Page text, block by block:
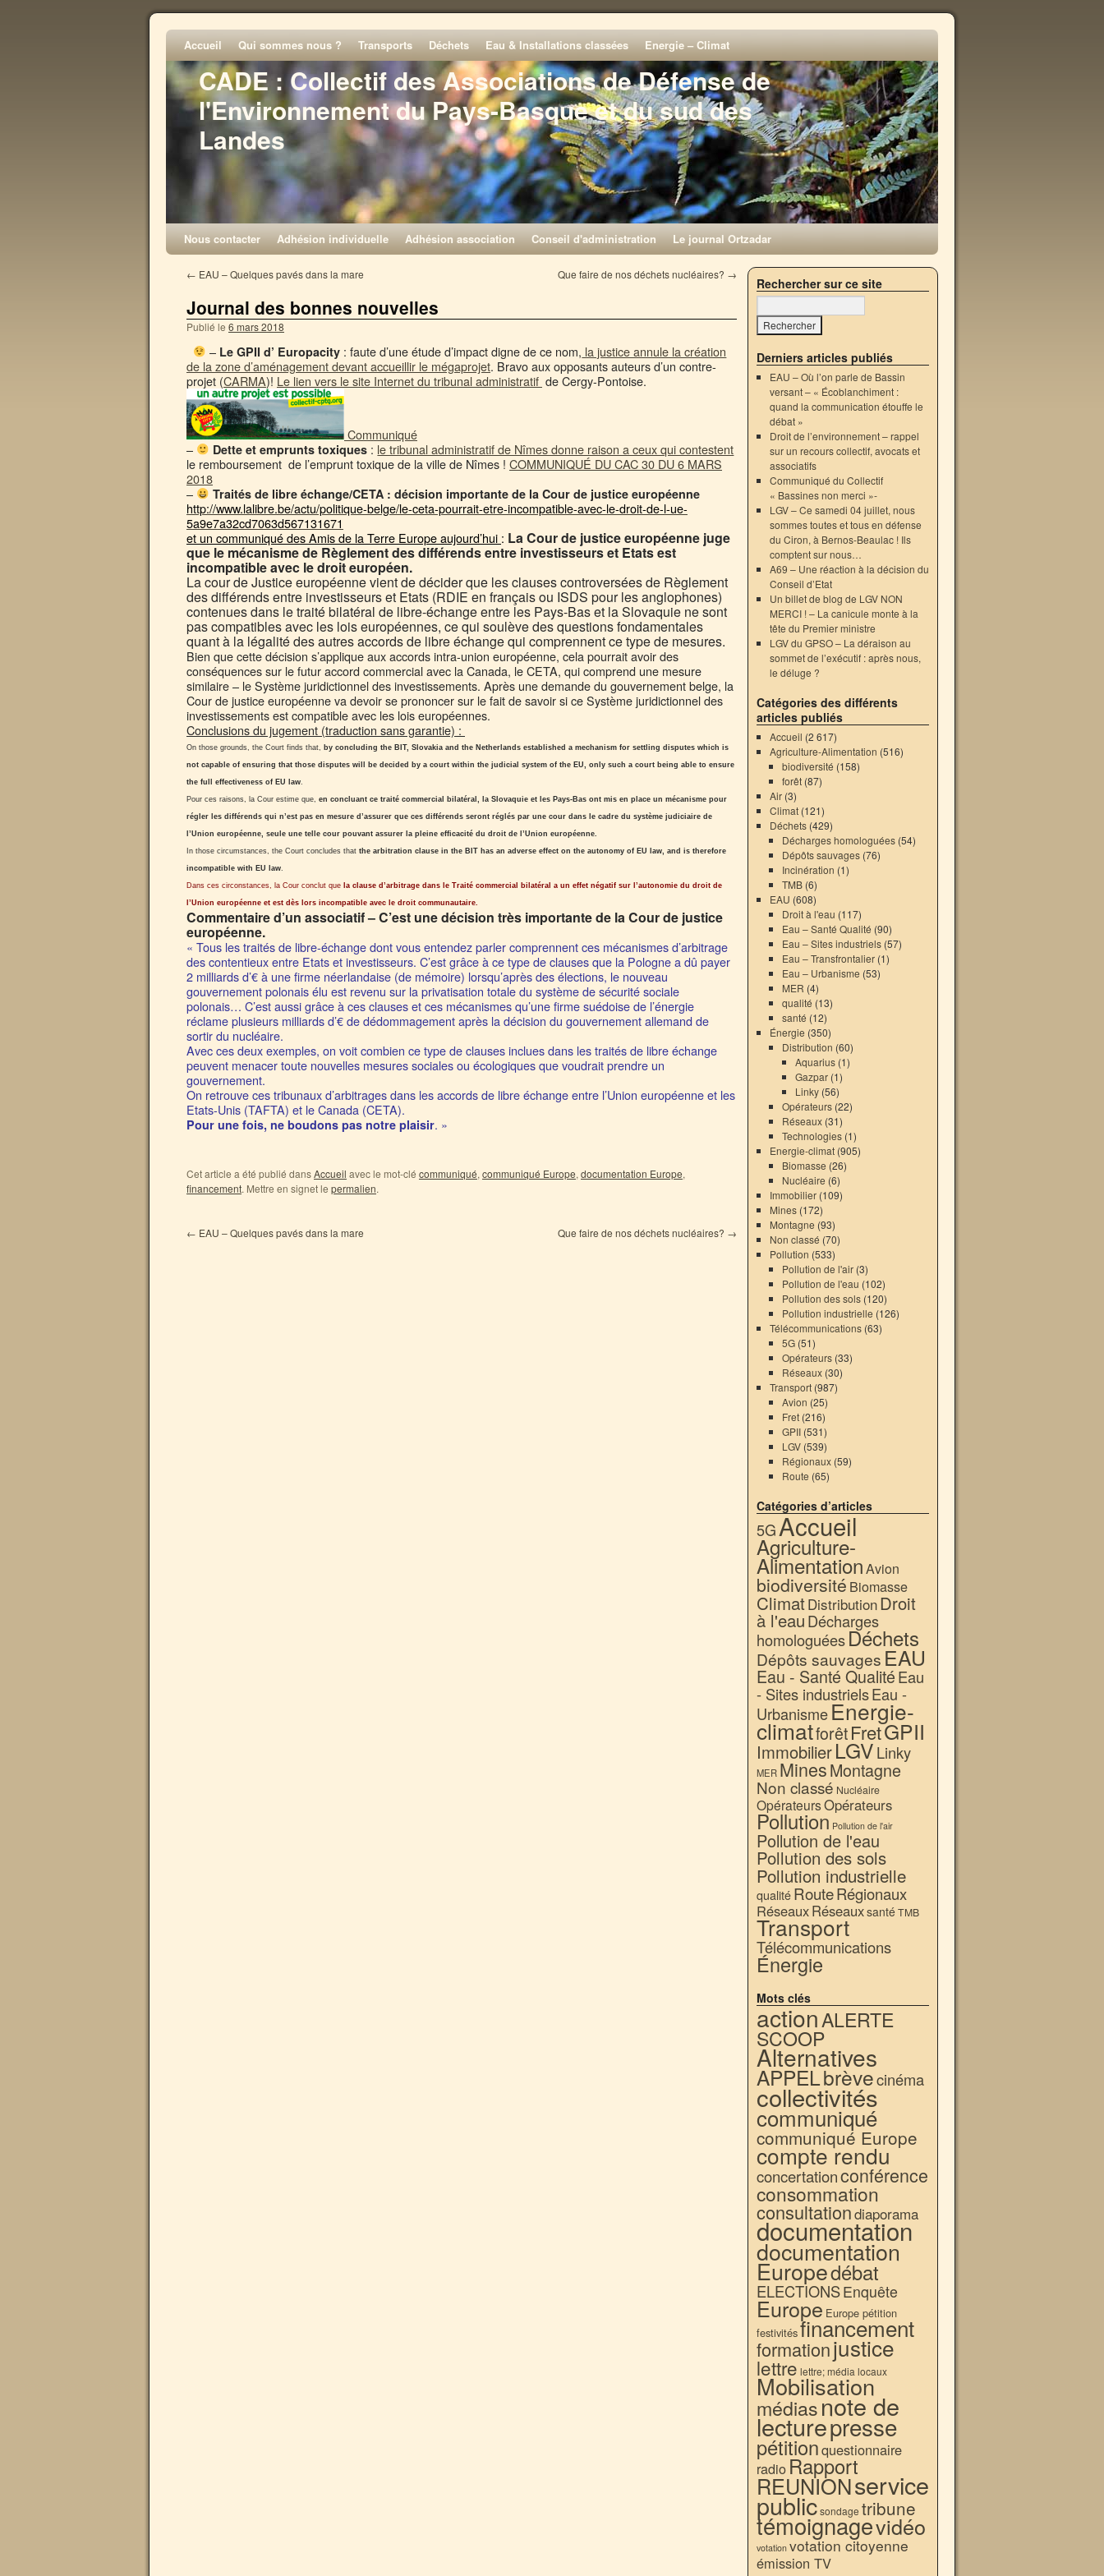
CADE : Collectif des Associations de Défense de
l'Environnement du Pays-Basque et du sud des
Landes
Accueil Qui sommes nous ? Transports Déchets Eau & Installations classées Energie – Climat
Nous contacter Adhésion individuelle Adhésion association Conseil d'administration Le journal Ortzadar
← EAU – Quelques pavés dans la mare Que faire de nos déchets nucléaires? →
Journal des bonnes nouvelles
Publié le 6 mars 2018
– Le GPII d’ Europacity : faute d’une étude d’impact digne de ce nom, la justice annule la création
de la zone d’aménagement devant accueillir le mégaprojet. Bravo aux opposants auteurs d’un contre-
projet (CARMA)! Le lien vers le site Internet du tribunal administratif de Cergy-Pontoise.
Communiqué
–
Dette et emprunts toxiques : le tribunal administratif de Nîmes donne raison a ceux qui contestent
le remboursement de l’emprunt toxique de la ville de Nîmes ! COMMUNIQUÉ DU CAC 30 DU 6 MARS
2018
–
Traités de libre échange/CETA : décision importante de la Cour de justice européenne
http://www.lalibre.be/actu/politique-belge/le-ceta-pourrait-etre-incompatible-avec-le-droit-de-l-ue-
5a9e7a32cd7063d567131671
et un communiqué des Amis de la Terre Europe aujourd’hui : La Cour de justice européenne juge
que le mécanisme de Règlement des différends entre investisseurs et Etats est
incompatible avec le droit européen.
La cour de Justice européenne vient de décider que les clauses controversées de Règlement
des différends entre investisseurs et Etats (RDIE en français ou ISDS pour les anglophones)
contenues dans le traité bilatéral de libre-échange entre les Pays-Bas et la Slovaquie ne sont
pas compatibles avec les lois européennes, ce qui soulève des questions fondamentales
quant à la légalité des autres accords de libre échange qui comprennent ce type de mesures.
Bien que cette décision s’applique aux accords intra-union européenne, cela pourrait avoir des
conséquences sur le futur accord commercial avec la Canada, le CETA, qui comprend une mesure
similaire – le Système juridictionnel des investissements. Après une demande du gouvernement belge, la
Cour de justice européenne va devoir se prononcer sur le fait de savoir si ce Système juridictionnel des
investissements est compatible avec les lois européennes.
Conclusions du jugement (traduction sans garantie) :
On those grounds, the Court finds that, by concluding the BIT, Slovakia and the Netherlands established a mechanism for settling disputes which is
not capable of ensuring that those disputes will be decided by a court within the judicial system of the EU, only such a court being able to ensure
the full effectiveness of EU law.
Pour ces raisons, la Cour estime que, en concluant ce traité commercial bilatéral, la Slovaquie et les Pays-Bas ont mis en place un mécanisme pour
régler les différends qui n’est pas en mesure d’assurer que ces différends seront réglés par une cour dans le cadre du système judiciaire de
l’Union européenne, seule une telle cour pouvant assurer la pleine efficacité du droit de l’Union européenne.
In those circumstances, the Court concludes that the arbitration clause in the BIT has an adverse effect on the autonomy of EU law, and is therefore
incompatible with EU law.
Dans ces circonstances, la Cour conclut que la clause d’arbitrage dans le Traité commercial bilatéral a un effet négatif sur l’autonomie du droit de
l’Union européenne et est dès lors incompatible avec le droit communautaire.
Commentaire d’un associatif – C’est une décision très importante de la Cour de justice
européenne.
« Tous les traités de libre-échange dont vous entendez parler comprennent ces mécanismes d’arbitrage
des contentieux entre Etats et investisseurs. C’est grâce à ce type de clauses que la Pologne a dû payer
2 milliards d’€ à une firme néerlandaise (de mémoire) lorsqu’après des élections, le nouveau
gouvernement polonais élu est revenu sur la privatisation totale du système de sécurité sociale
polonais… C’est aussi grâce à ces clauses et ces mécanismes qu’une firme suédoise de l’énergie
réclame plusieurs milliards d’€ de dédommagement après la décision du gouvernement allemand de
sortir du nucléaire.
Avec ces deux exemples, on voit combien ce type de clauses inclues dans les traités de libre échange
peuvent menacer toute nouvelles mesures sociales ou écologiques que voudrait prendre un
gouvernement.
On retrouve ces tribunaux d’arbitrages dans les accords de libre échange entre l’Union européenne et les
Etats-Unis (TAFTA) et le Canada (CETA).
Pour une fois, ne boudons pas notre plaisir. »
Cet article a été publié dansAccueil avec le mot-clé communiqué, communiqué Europe, documentation Europe,
financement. Mettre en signet le permalien.
← EAU – Quelques pavés dans la mare Que faire de nos déchets nucléaires? →
Rechercher sur ce site
Derniers articles publiés
EAU – Où l’on parle de Bassin
versant – « Écoblanchiment :
quand la communication étouffe le
débat »
Droit de l’environnement – rappel
sur un recours collectif, avocats et
associatifs
Communiqué du Collectif
« Bassines non merci »-
LGV – Ce samedi 04 juillet, nous
sommes toutes et tous en défense
du Ciron, à Bernos-Beaulac ! Ils
comptent sur nous…
A69 – Une réaction à la décision du
Conseil d’Etat
Un billet de blog de LGV NON
MERCI ! – La canicule monte à la
tête du Premier ministre
LGV du GPSO – La déraison au
sommet de l’exécutif : après nous,
le déluge ?
Catégories des différents
articles publiés
Accueil (2 617)
Agriculture-Alimentation (516)
biodiversité (158)
forêt (87)
Air(3)
Climat(121)
Déchets(429)
Décharges homologuées (54)
Dépôts sauvages (76)
Incinération (1)
TMB (6)
EAU (608)
Droit à l'eau (117)
Eau – Santé Qualité (90)
Eau – Sites industriels (57)
Eau – Transfrontalier (1)
Eau – Urbanisme (53)
MER (4)
qualité (13)
santé (12)
Énergie (350)
Distribution (60)
Aquarius(1)
Gazpar(1)
Linky(56)
Opérateurs (22)
Réseaux (31)
Technologies (1)
Energie-climat(905)
Biomasse (26)
Nucléaire (6)
Immobilier(109)
Mines(172)
Montagne (93)
Non classé (70)
Pollution (533)
Pollution de l'air (3)
Pollution de l'eau (102)
Pollution des sols (120)
Pollution industrielle (126)
Télécommunications(63)
5G (51)
Opérateurs (33)
Réseaux (30)
Transport(987)
Avion (25)
Fret (216)
GPII (531)
LGV (539)
Régionaux (59)
Route (65)
Catégories d’articles
5GAccueil
Agriculture-
AlimentationAvion
biodiversité Biomasse
ClimatDistributionDroit
à l'eauDécharges
homologuéesDéchets
Dépôts sauvages EAU
Eau - Santé QualitéEau
- Sites industrielsEau -
UrbanismeEnergie-
climatforêtFretGPII
ImmobilierLGVLinky
MER MinesMontagne
Non classé Nucléaire
OpérateursOpérateurs
Pollution Pollution de l'air
Pollution de l'eau
Pollution des sols
Pollution industrielle
qualité RouteRégionaux
RéseauxRéseauxsantéTMB
Transport
Télécommunications
Énergie
Mots clés
actionALERTE
SCOOP
Alternatives
APPELbrèvecinéma
collectivités
communiqué
communiqué Europe
compte rendu
concertationconférence
consommation
consultationdiaporama
documentation
documentation
Europedébat
ELECTIONSEnquête
Europe Europe pétition
festivitésfinancement
formationjustice
lettre lettre; média locaux
Mobilisation
médiasnote de
lecturepresse
pétitionquestionnaire
radio Rapport
REUNIONservice
publicsondage tribune
témoignagevidéo
votation votation citoyenne
émission TV